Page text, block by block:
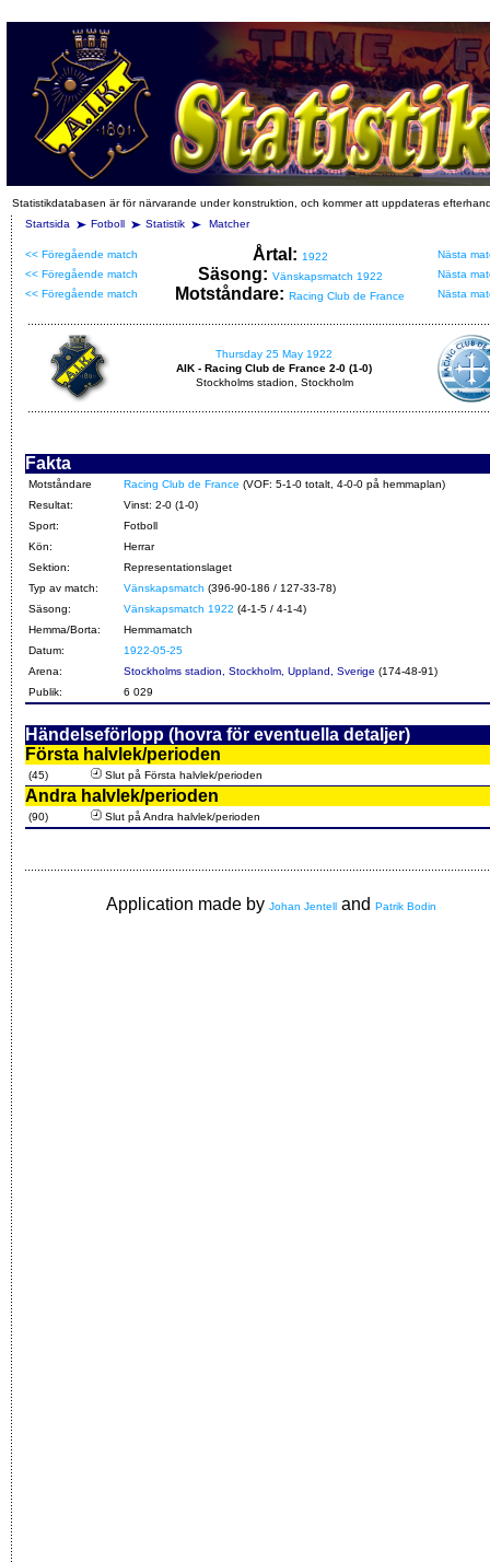
Statistikdatabasen är för närvarande under konstruktion, och kommer att uppdateras
Startsida
Fotboll Statistik Matcher
<< Föregående match Årtal: 1922
Nästa
<< Föregående match
Säsong: Vänskapsmatch 1922
Nästa
<< Föregående match
Motståndare: Racing Club de France Nästa
Thursday 25 May 1922
AIK - Racing Club de France 2-0 (1-0)
Stockholms stadion, Stockholm
Fakta
Motståndare Racing Club de France (VOF: 5-1-0 totalt, 4-0-0 på hemmaplan)
Resultat:
Vinst: 2-0 (1-0)
Sport:
Fotboll
Kön:
Herrar
Sektion:
Representationslaget
Typ av match:
Vänskapsmatch (396-90-186 / 127-33-78)
Säsong:
Vänskapsmatch 1922 (4-1-5 / 4-1-4)
Hemma/Borta:
Hemmamatch
Datum:
1922-05-25
Arena:
Stockholms stadion, Stockholm, Uppland, Sverige (174-48-91)
Publik:
6 029
Händelseförlopp (hovra för eventuella detaljer)
Första halvlek/perioden
(45) Slut på Första halvlek/perioden
Andra halvlek/perioden
(90) Slut på Andra halvlek/perioden
Application made by Johan Jentell and Patrik Bodin